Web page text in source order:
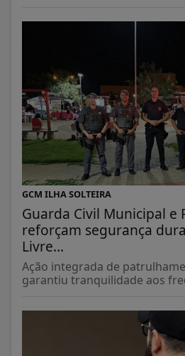
GCM ILHA SOLTEIRA
Guarda Civil Municipal e
reforçam segurança
Livre...
Ação integrada de
garantiu tranquilidade aos